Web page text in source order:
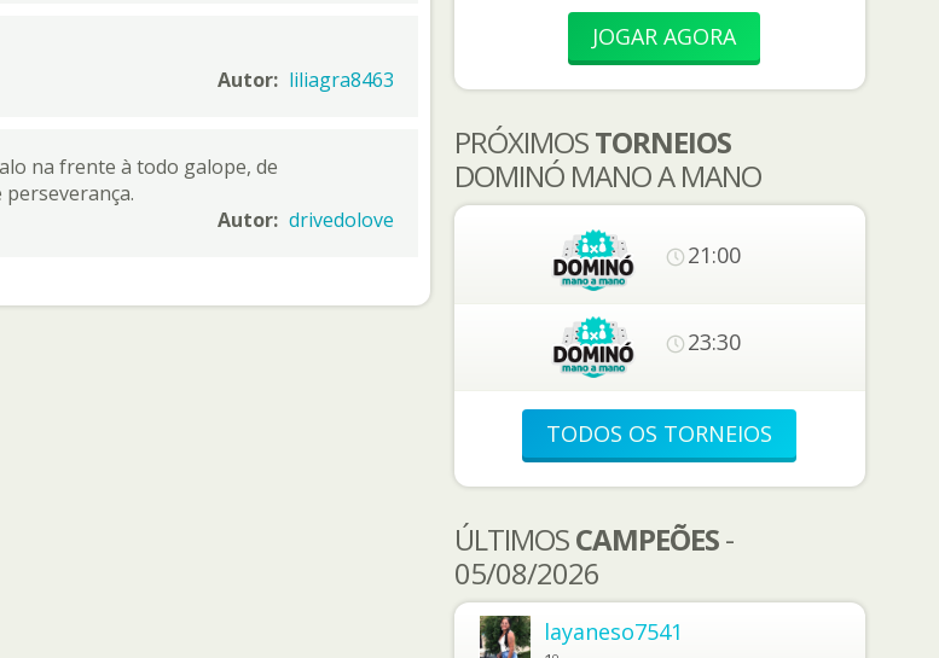
Autor: liliagra8463
na frente à todo galope, de
Autor: drivedolove
JOGAR AGORA
PRÓXIMOSTORNEIOS
DOMINÓ MANO A MANO
21:00
23:30
TODOS OS TORNEIOS
ÚLTIMOSCAMPEÕES-
05/08/2026
layaneso7541